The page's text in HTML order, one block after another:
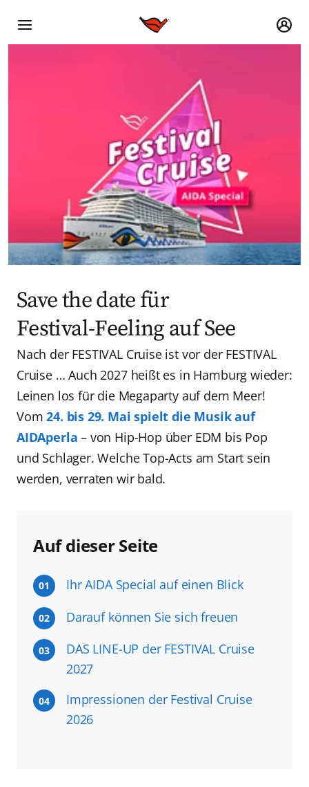
Save the date für
Festival-Feeling auf See
Nach der FESTIVAL Cruise ist vor der FESTIVAL
Cruise … Auch 2027 heißt es in Hamburg wieder:
Leinen los für die Megaparty auf dem Meer!
Vom24. bis 29. Mai spielt die Musik auf
AIDAperla – von Hip-Hop über EDM bis Pop
und Schlager. Welche Top-Acts am Start sein
werden, verraten wir bald.
Auf dieser Seite
01 Ihr AIDA Special auf einen Blick
02 Darauf können Sie sich freuen
03
DAS LINE-UP der FESTIVAL Cruise
2027
04
Impressionen der Festival Cruise
2026